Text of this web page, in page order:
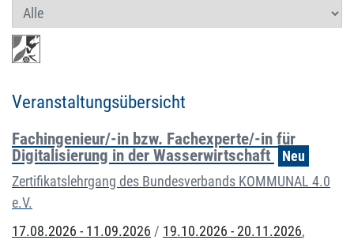
Veranstaltungsübersicht
Fachingenieur/-in bzw. Fachexperte/-in für
Digitalisierung in der Wasserwirtschaft
Neu
Zertifikatslehrgang des Bundesverbands KOMMUNAL 4.0
e.V.
17.08.2026 - 11.09.2026 / 19.10.2026 - 20.11.2026,